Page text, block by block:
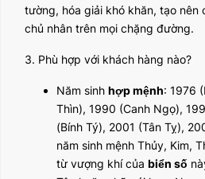
tường, hóa giải khó khăn, tạo nên
chủ nhân trên mọi chặng đường.
3. Phù hợp với khách hàng nào?
Năm sinh hợp mệnh: 1976
Thìn), 1990 (Canh Ngọ),
(Bính Tý), 2001 (Tân Tỵ),
năm sinh mệnh Thủy, Kim,
từ vượng khí của biển số